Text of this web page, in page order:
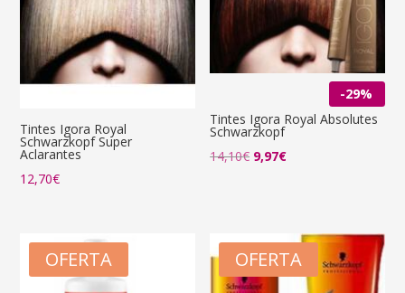
Tintes Igora Royal
Schwarzkopf Super
Aclarantes
12,70€
-29%
Tintes Igora Royal Absolutes
Schwarzkopf
14,10€ El
9,97€El
9,97€.
OFERTA OFERTA